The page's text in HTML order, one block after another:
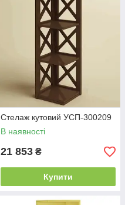
Стелаж кутовий УСП-300209
В наявності
21 853 ₴
Купити